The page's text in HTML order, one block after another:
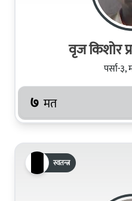
वृज किशोर
पर्सा-
७ मत
स्वतन्त्र